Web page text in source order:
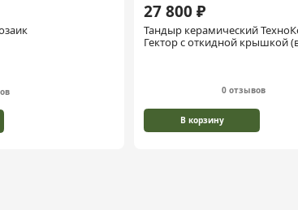
27 800 ₽
Тандыр керамический
Гектор с откидной крышкой
0 отзывов
В корзину